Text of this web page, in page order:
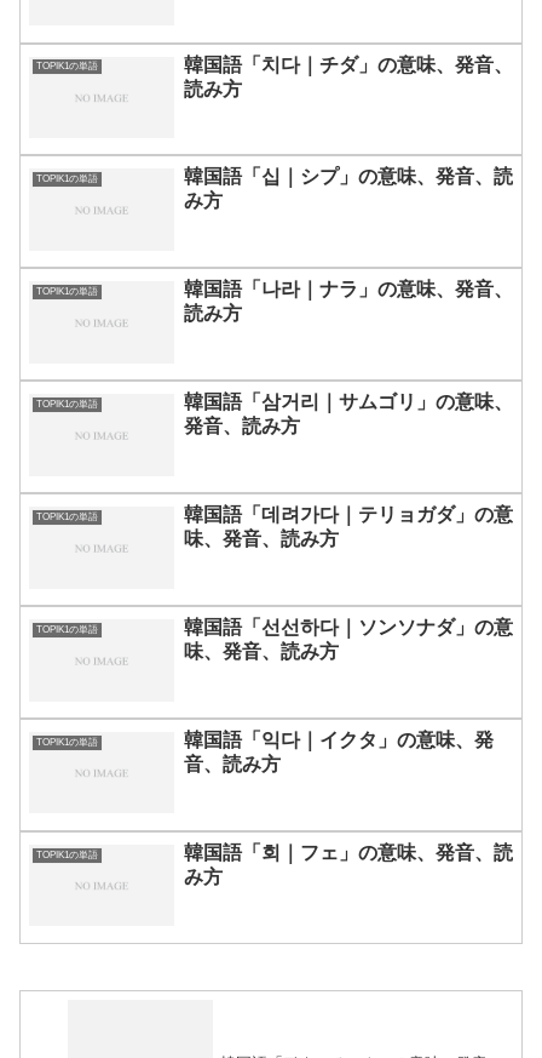
TOPIK1の単語
韓国語「치다｜チダ」の意味、発音、
読み方
TOPIK1の単語
韓国語「십｜シプ」の意味、発音、読
み方
TOPIK1の単語
韓国語「나라｜ナラ」の意味、発音、
読み方
TOPIK1の単語
韓国語「삼거리｜サムゴリ」の意味、
発音、読み方
TOPIK1の単語
韓国語「데려가다｜テリョガダ」の意
味、発音、読み方
TOPIK1の単語
韓国語「선선하다｜ソンソナダ」の意
味、発音、読み方
TOPIK1の単語
韓国語「익다｜イクタ」の意味、発
音、読み方
TOPIK1の単語
韓国語「회｜フェ」の意味、発音、読
み方